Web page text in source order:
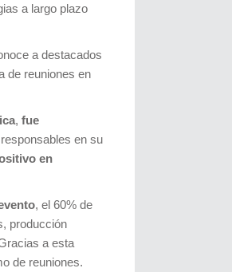
a largo plazo
a destacados
de reuniones en
, fue
en su
en
, el 60% de
producción
a esta
de reuniones.